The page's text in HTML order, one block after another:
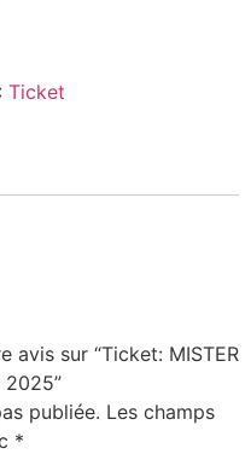
Ticket
avis sur “Ticket: MISTER
2025”
publiée. Les champs
*